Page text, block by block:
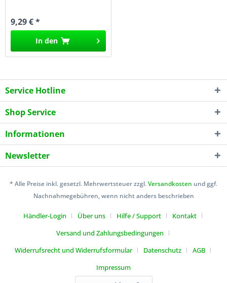
9,29 € *
In den
Service Hotline
Shop Service
Informationen
Newsletter
* Alle Preise inkl. gesetzl. Mehrwertsteuer zzgl.Versandkosten und ggf.
Nachnahmegebühren, wenn nicht anders beschrieben
Händler-Login Über uns Hilfe / Support
Kontakt
Versand und Zahlungsbedingungen
Widerrufsrecht und Widerrufsformular
Datenschutz
AGB
Impressum